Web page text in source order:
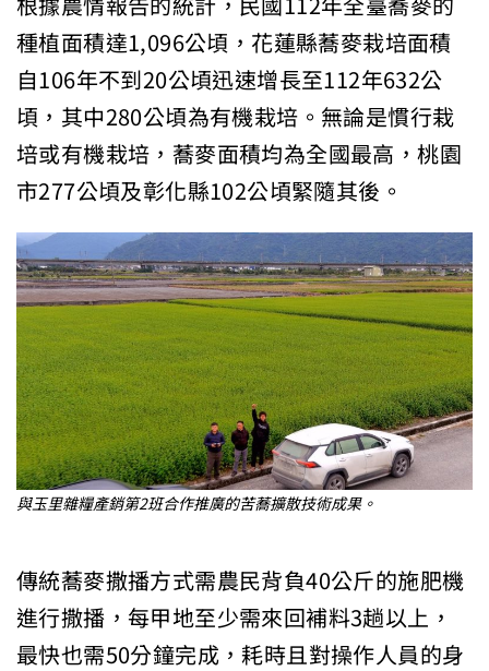
種植面積達1,096公頃，花蓮縣蕎麥栽培面積
自106年不到20公頃迅速增長至112年632公
頃，其中280公頃為有機栽培。無論是慣行栽
培或有機栽培，蕎麥面積均為全國最高，桃園
市277公頃及彰化縣102公頃緊隨其後。
與玉里雜糧產銷第2班合作推廣的苦蕎擴散技術成果。
傳統蕎麥撒播方式需農民背負40公斤的施肥機
進行撒播，每甲地至少需來回補料3趟以上，
最快也需50分鐘完成，耗時且對操作人員的身